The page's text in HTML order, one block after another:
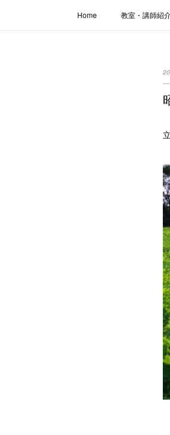
Home 教室・講師紹